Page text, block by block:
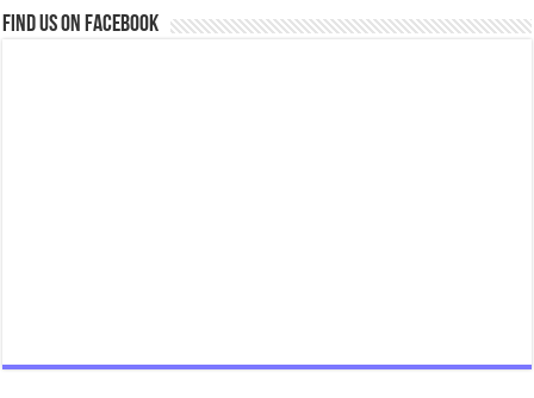
Find us on Facebook